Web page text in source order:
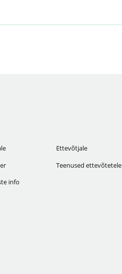
info
Ettevõtjale
Teenused ettevõtetele